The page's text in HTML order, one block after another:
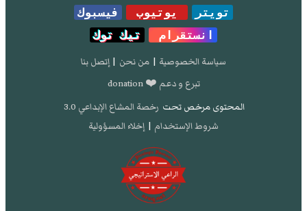
تويتر يوتيوب
فيسبوك
انستقرام
تيك توك
سياسة الخصوصية | من نحن | إتصل بنا
تبرع و دعم ❤️ donation
المحتوى مرخص تحت رخصة المشاع الإبداعي 3.0
شروط الإستخدام | إخلاء المسؤولية